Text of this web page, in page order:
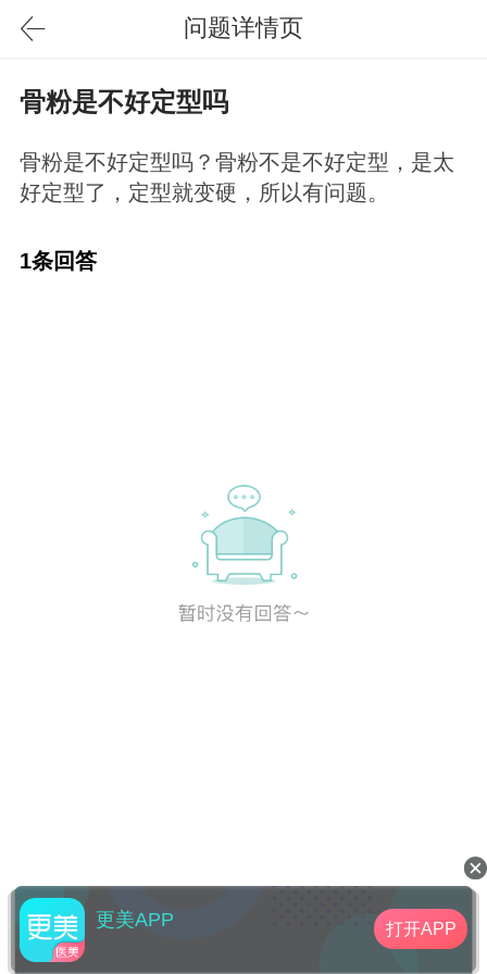
问题详情页
骨粉是不好定型吗
骨粉是不好定型吗？骨粉不是不好定型，是太
好定型了，定型就变硬，所以有问题。
1条回答
更美APP 打开APP